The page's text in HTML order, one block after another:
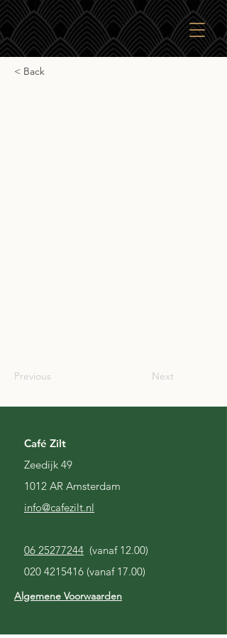
< Back
Previous Next
Café Zilt
Zeedijk 49
1012 AR Amsterdam
info@cafezilt.nl
06 25277244 (vanaf 12.00)
020 4215416 (vanaf 17.00)
Algemene Voorwaarden